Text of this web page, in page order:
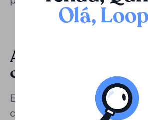
Olá,
Aplicação em
casos complexos
Embora o sistema judicial
comparativos, certos litígios